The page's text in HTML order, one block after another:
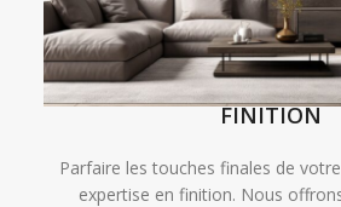
FINITION
Parfaire les touches finales de
expertise en finition. Nous